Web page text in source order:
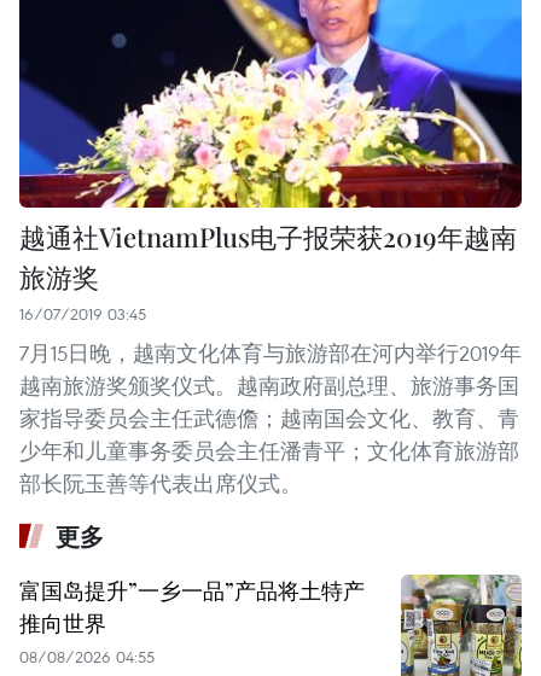
越通社VietnamPlus电子报荣获2019年越南
旅游奖
16/07/2019 03:45
7月15日晚，越南文化体育与旅游部在河内举行2019年
越南旅游奖颁奖仪式。越南政府副总理、旅游事务国
家指导委员会主任武德儋；越南国会文化、教育、青
少年和儿童事务委员会主任潘青平；文化体育旅游部
部长阮玉善等代表出席仪式。
更多
富国岛提升”一乡一品”产品将土特产
推向世界
08/08/2026 04:55